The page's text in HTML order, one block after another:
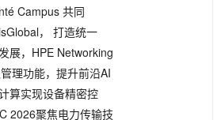
Campus 共同
， 打造统一
展，HPE Networking
理功能，提升前沿AI
算实现设备精密控
2026聚焦电力传输技